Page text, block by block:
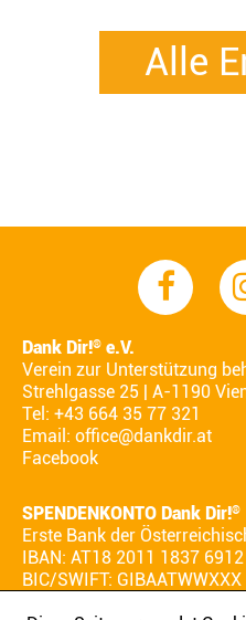
Alle
Dank Dir!® e.V.
Verein zur Unterstützung
Strehlgasse 25 | A-1190
Tel: +43 664 35 77 321
Email: office@dankdir.at
Facebook
SPENDENKONTO Dank Dir!®
Erste Bank der
IBAN: AT18 2011 1837
BIC/SWIFT: GIBAATWWXXX